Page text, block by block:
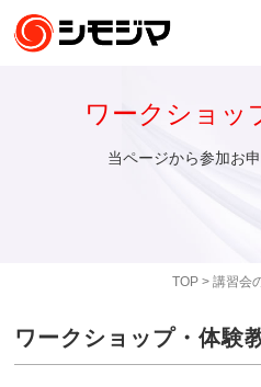
TOP> 講習会
ワークショッ
当ページから参加お
ワークショップ・体験